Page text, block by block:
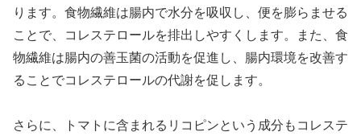
ります。食物繊維は腸内で水分を吸収し、便を膨らませる
ことで、コレステロールを排出しやすくします。また、食
物繊維は腸内の善玉菌の活動を促進し、腸内環境を改善す
ることでコレステロールの代謝を促します。
さらに、トマトに含まれるリコピンという成分もコレステ